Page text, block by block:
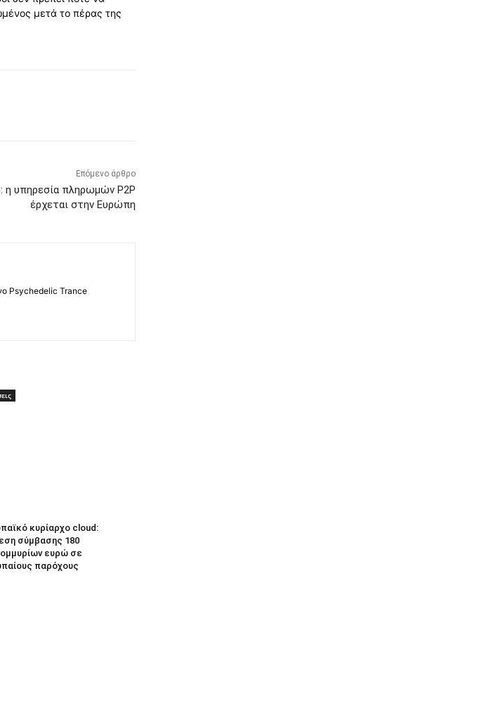
μετά το πέρας της
Επόμενο άρθρο
η υπηρεσία πληρωμών P2P
έρχεται στην Ευρώπη
Psychedelic Trance
κυρίαρχο cloud:
σύμβασης 180
ευρώ σε
παρόχους